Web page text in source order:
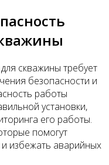
скважины требует
безопасности и
работы
установки,
его работы.
помогут
и избежать аварийных